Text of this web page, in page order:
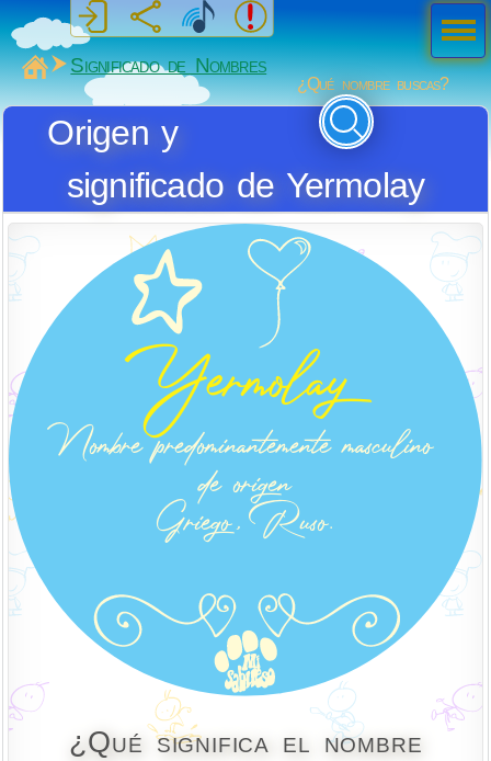
MiSabueso
Significado de Nombres
¿Qué nombre buscas?
Origen y
significado de Yermolay
¿Qué significa el nombre
Men
ú